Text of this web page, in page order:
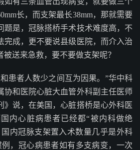
长，而支架最长38mm，那就需要
题是，冠脉搭桥手术技术难度高，不
完成，更不要说县级医院，而介入治
送来急救，要不要做支架呢？
患者人数少之间互为因果。”华中科
协和医院心脏大血管外科副主任医师
》说，在美国，心脏搭桥是心外科医
内心脏病患者已经都“被内科做绝
内冠脉支架置入术数量几乎是外科
，冠心病患者如有多支病变，一次